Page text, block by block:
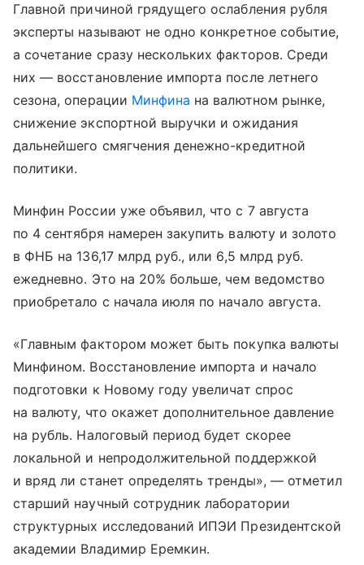
Главной причиной грядущего ослабления рубля
эксперты называют не одно конкретное событие,
а сочетание сразу нескольких факторов. Среди
них — восстановление импорта после летнего
сезона, операции Минфина на валютном рынке,
снижение экспортной выручки и ожидания
дальнейшего смягчения денежно-кредитной
политики.
Минфин России уже объявил, что с 7 августа
по 4 сентября намерен закупить валюту и золото
в ФНБ на 136,17 млрд руб., или 6,5 млрд руб.
ежедневно. Это на 20% больше, чем ведомство
приобретало с начала июля по начало августа.
«Главным фактором может быть покупка валюты
Минфином. Восстановление импорта и начало
подготовки к Новому году увеличат спрос
на валюту, что окажет дополнительное давление
на рубль. Налоговый период будет скорее
локальной и непродолжительной поддержкой
и вряд ли станет определять тренды», — отметил
старший научный сотрудник лаборатории
структурных исследований ИПЭИ Президентской
академии Владимир Еремкин.